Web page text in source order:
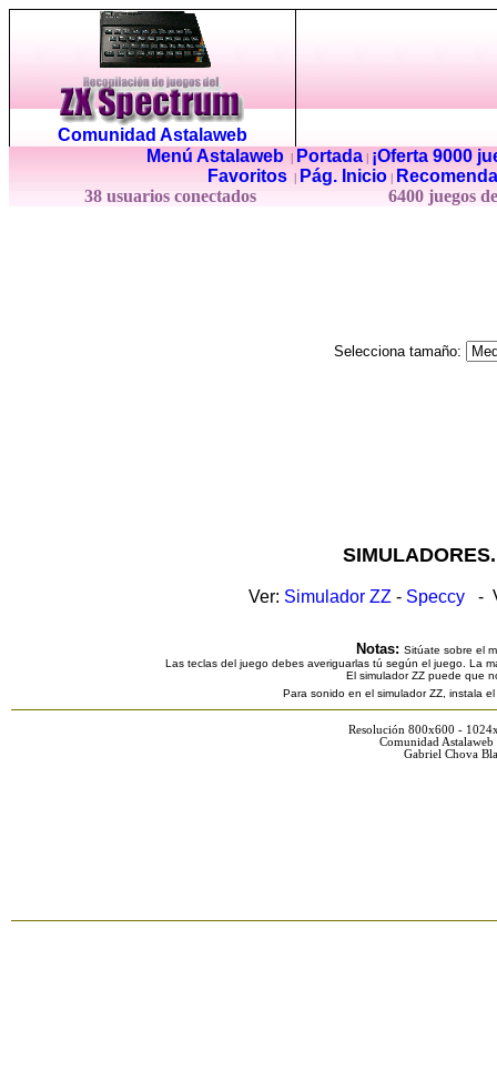
Comunidad Astalaweb
Menú Astalaweb| Portada|
¡Oferta 9000
Favoritos
Pág. Inicio
38 usuarios conectados
6400 juegos
Selecciona tamaño:
Ver: Simulador ZZ - Speccy -
Notas: Sitúate sobre el
Las teclas del juego debes averiguarlas tú según el juego. La
El simulador ZZ puede que
Para sonido en el simulador ZZ, instala
Resolución 800x600 -
Comunidad
Gabriel Chova